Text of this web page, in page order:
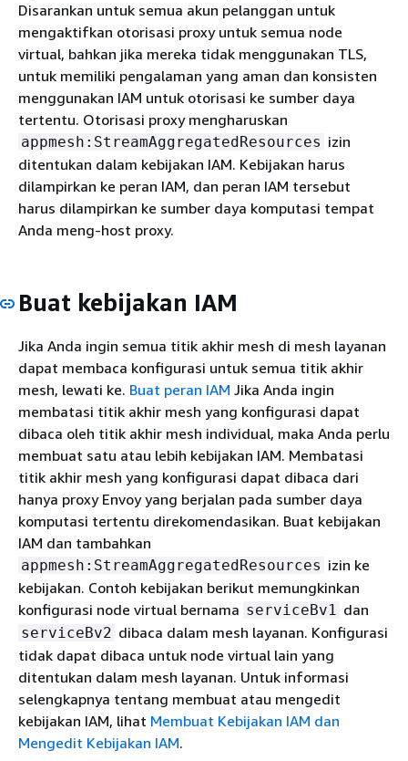
Disarankan untuk semua akun pelanggan untuk
mengaktifkan otorisasi proxy untuk semua node
virtual, bahkan jika mereka tidak menggunakan TLS,
untuk memiliki pengalaman yang aman dan konsisten
menggunakan IAM untuk otorisasi ke sumber daya
tertentu. Otorisasi proxy mengharuskan
appmesh:StreamAggregatedResources izin
ditentukan dalam kebijakan IAM. Kebijakan harus
dilampirkan ke peran IAM, dan peran IAM tersebut
harus dilampirkan ke sumber daya komputasi tempat
Anda meng-host proxy.
Buat kebijakan IAM
Jika Anda ingin semua titik akhir mesh di mesh layanan
dapat membaca konfigurasi untuk semua titik akhir
mesh, lewati ke. Buat peran IAM Jika Anda ingin
membatasi titik akhir mesh yang konfigurasi dapat
dibaca oleh titik akhir mesh individual, maka Anda perlu
membuat satu atau lebih kebijakan IAM. Membatasi
titik akhir mesh yang konfigurasi dapat dibaca dari
hanya proxy Envoy yang berjalan pada sumber daya
komputasi tertentu direkomendasikan. Buat kebijakan
IAM dan tambahkan
appmesh:StreamAggregatedResources izin ke
kebijakan. Contoh kebijakan berikut memungkinkan
konfigurasi node virtual bernama serviceBv1 dan
serviceBv2 dibaca dalam mesh layanan. Konfigurasi
tidak dapat dibaca untuk node virtual lain yang
ditentukan dalam mesh layanan. Untuk informasi
selengkapnya tentang membuat atau mengedit
kebijakan IAM, lihat Membuat Kebijakan IAM dan
Mengedit Kebijakan IAM.